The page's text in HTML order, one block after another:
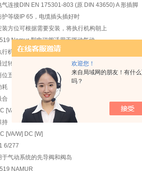
欢迎您！
来自局域网的朋友！有什
吗？
气连接DIN EN 175301-803 (原 DIN 43650) A 形插脚
护等级IP 65，电缆插头插好时
装方位可根据需要安装，将执行机构朝上
Namur 型电磁阀适用于驱动气动
行机构，即使*节流也能可靠地开关。
过转换板不同的安装位置，可将该阀用作
位五通或两位三通阀。
耗
合
[VA]
持
[VA/W] DC [W]
6/277
于气动系统的先导阀和阀岛
NAMUR